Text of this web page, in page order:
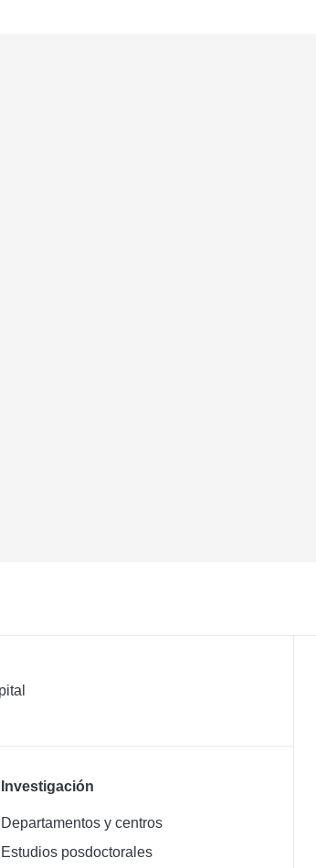
Investigación
Departamentos y centros
Estudios posdoctorales